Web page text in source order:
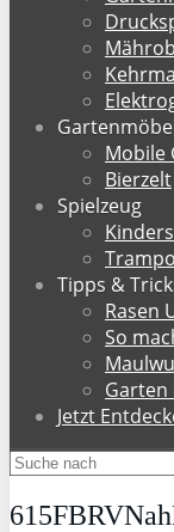
Mobile
Bierzelt
Spielzeug
Tipps &
Rasen
So
Garten
Jetzt